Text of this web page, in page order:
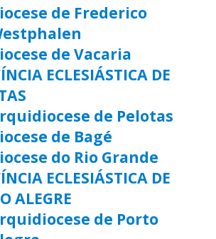
de Frederico
de Vacaria
ECLESIÁSTICA DE
de Pelotas
de Bagé
do Rio Grande
ECLESIÁSTICA DE
ALEGRE
de Porto